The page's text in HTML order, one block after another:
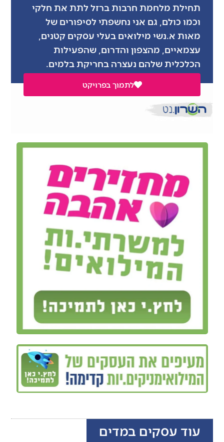
תחילת מלחמת חרבות ברזל לתת את חלקי
וכמו כולם, גם אני נחשפתי לסיפורים של
מאות א.נשי מילואים בעלי עסקים קטנים,
עצמאיים, מהצפון והדרום, שהפעילות
הכלכלית שלהם נעצרה בחריקת בלמים.
לתמוך בפרויקט
עוד עסקים במדים